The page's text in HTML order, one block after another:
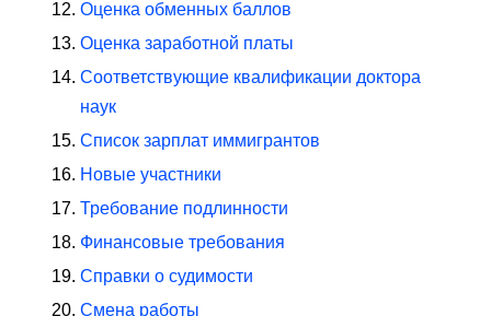
Оценка обменных баллов
Оценка заработной платы
Соответствующие квалификации доктора
наук
Список зарплат иммигрантов
Новые участники
Требование подлинности
Финансовые требования
Справки о судимости
Смена работы